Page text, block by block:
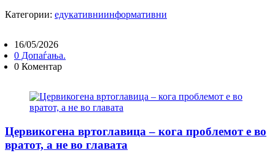
Категории: едукативниинформативни
16/05/2026
0 Допаѓања.
0 Коментар
Цервикогена вртоглавица – кога проблемот е во
вратот, а не во главата